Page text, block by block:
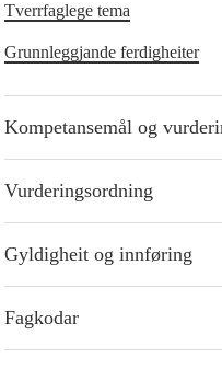
Tverrfaglege tema
Grunnleggjande ferdigheiter
Kompetansemål og
Vurderingsordning
Gyldigheit og innføring
Fagkodar